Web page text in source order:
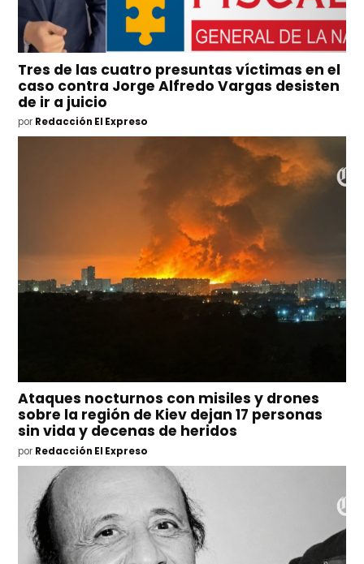
Tres de las cuatro presuntas víctimas en el
caso contra Jorge Alfredo Vargas desisten
de ir a juicio
por Redacción El Expreso
Ataques nocturnos con misiles y drones
sobre la región de Kiev dejan 17 personas
sin vida y decenas de heridos
por Redacción El Expreso